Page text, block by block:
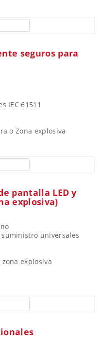
seguros para
IEC 61511
o Zona explosiva
pantalla LED y
explosiva)
universales
explosiva